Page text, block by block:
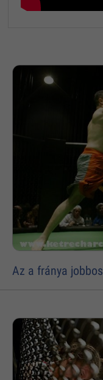
Az a fránya jobbos